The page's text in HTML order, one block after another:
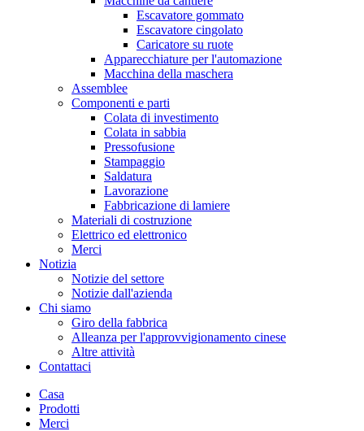
Escavatore gommato
Escavatore cingolato
Caricatore su ruote
Apparecchiature per l'automazione
Macchina della maschera
Assemblee
Componenti e parti
Colata di investimento
Colata in sabbia
Pressofusione
Stampaggio
Saldatura
Lavorazione
Fabbricazione di lamiere
Materiali di costruzione
Elettrico ed elettronico
Merci
Notizia
Notizie del settore
Notizie dall'azienda
Chi siamo
Giro della fabbrica
Alleanza per l'approvvigionamento cinese
Altre attività
Contattaci
Casa
Prodotti
Merci